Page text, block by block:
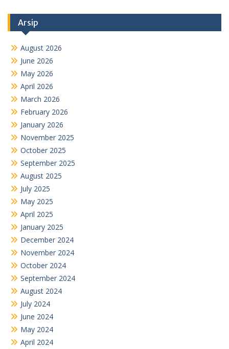
Arsip
August 2026
June 2026
May 2026
April 2026
March 2026
February 2026
January 2026
November 2025
October 2025
September 2025
August 2025
July 2025
May 2025
April 2025
January 2025
December 2024
November 2024
October 2024
September 2024
August 2024
July 2024
June 2024
May 2024
April 2024